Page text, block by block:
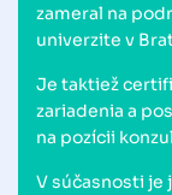
zameral na
univerzite v
Je taktiež
zariadenia a
na pozícii
V súčasnosti je